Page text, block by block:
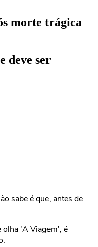
morte trágica
deve ser
sabe é que, antes de
olha 'A Viagem', é